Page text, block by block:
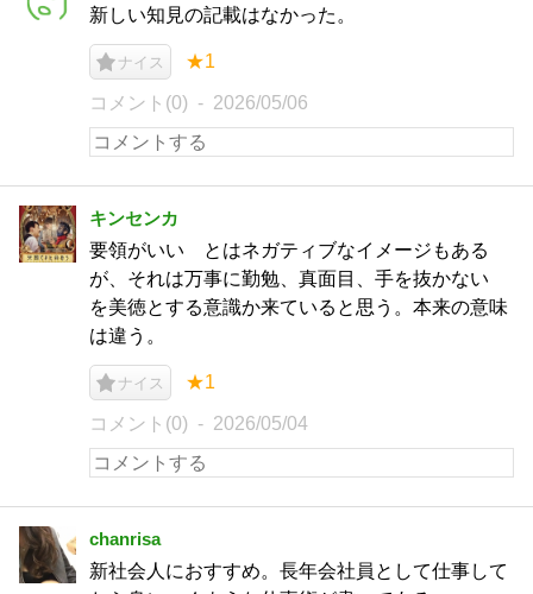
新しい知見の記載はなかった。
ナイス ★1
コメント(0) 2026/05/06
キンセンカ
要領がいい とはネガティブなイメージもある
が、それは万事に勤勉、真面目、手を抜かない
を美徳とする意識か来ていると思う。本来の意味
は違う。
ナイス ★1
コメント(0) 2026/05/04
chanrisa
新社会人におすすめ。長年会社員として仕事して